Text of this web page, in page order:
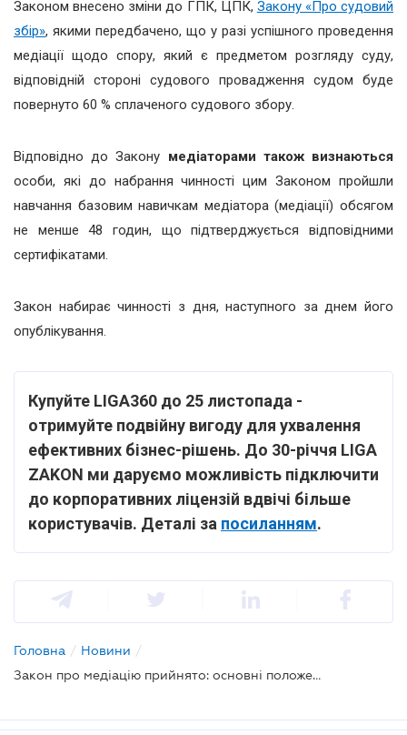
Законом внесено зміни до ГПК, ЦПК, Закону «Про судовий
збір», якими передбачено, що у разі успішного проведення
медіації щодо спору, який є предметом розгляду суду,
відповідній стороні судового провадження судом буде
повернуто 60 % сплаченого судового збору.
Відповідно до Закону медіаторами також визнаються
особи, які до набрання чинності цим Законом пройшли
навчання базовим навичкам медіатора (медіації) обсягом
не менше 48 годин, що підтверджується відповідними
сертифікатами.
Закон набирає чинності з дня, наступного за днем його
опублікування.
Купуйте LIGA360 до 25 листопада -
отримуйте подвійну вигоду для ухвалення
ефективних бізнес-рішень. До 30-річчя LIGA
ZAKON ми даруємо можливість підключити
до корпоративних ліцензій вдвічі більше
користувачів. Деталі за посиланням.
Головна / Новини /
Закон про медіацію прийнято: основні положення